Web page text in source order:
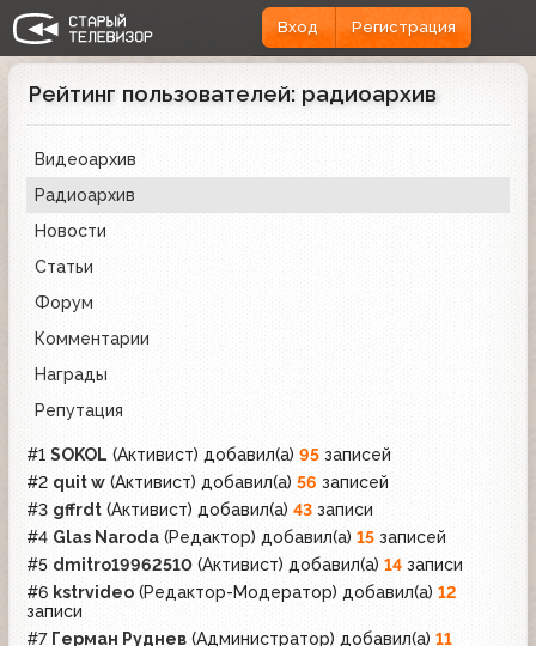
Вход Регистрация
Рейтинг пользователей: радиоархив
Видеоархив
Радиоархив
Новости
Статьи
Форум
Комментарии
Награды
Репутация
#1 SOKOL (Активист) добавил(а) 95 записей
#2 quit w (Активист) добавил(а) 56 записей
#3 gffrdt (Активист) добавил(а) 43 записи
#4 Glas Naroda (Редактор) добавил(а) 15 записей
#5 dmitro19962510 (Активист) добавил(а) 14 записи
#6 kstrvideo (Редактор-Модератор) добавил(а) 12
записи
#7 Герман Руднев (Администратор) добавил(а) 11